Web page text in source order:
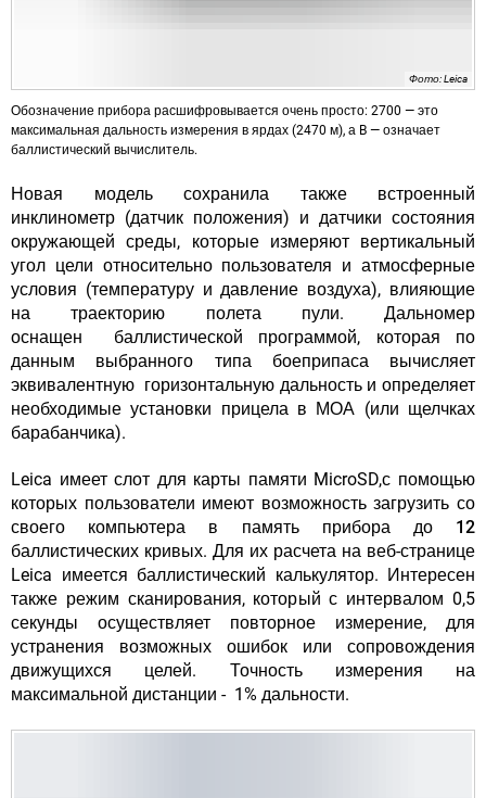
Фото: Leica
Обозначение прибора расшифровывается очень просто: 2700 — это
максимальная дальность измерения в ярдах (2470 м), а B — означает
баллистический вычислитель.
Новая модель сохранила также встроенный
инклинометр (датчик положения) и датчики состояния
окружающей среды, которые измеряют вертикальный
угол цели относительно пользователя и атмосферные
условия (температуру и давление воздуха), влияющие
на траекторию полета пули. Дальномер
оснащен баллистической программой, которая по
данным выбранного типа боеприпаса вычисляет
эквивалентную горизонтальную дальность и определяет
необходимые установки прицела в МОА (или щелчках
барабанчика).
Leica имеет слот для карты памяти MicroSD,с помощью
которых пользователи имеют возможность загрузить со
своего компьютера в память прибора до
12
баллистических кривых. Для их расчета на веб-странице
Leica имеется баллистический калькулятор. Интересен
также режим сканирования, который с интервалом 0,5
секунды осуществляет повторное измерение, для
устранения возможных ошибок или сопровождения
движущихся целей. Точность измерения на
максимальной дистанции - 1% дальности.